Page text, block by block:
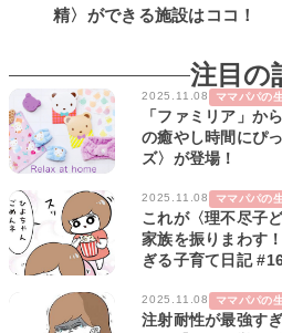
精〉ができる施設はココ！
注目の
2025.11.08 ママパパの
「ファミリア」か
の癒やし時間にぴ
ズ〉が登場！
2025.11.08 ママパパの
これが〈理不尽子
家族を振りまわす
ぎる子育て日記 #16
2025.11.08 ママパパの
注射耐性が最強す